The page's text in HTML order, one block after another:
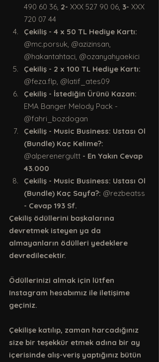
490 60 36, 2- XXX 527 90 06, 3- XXX
720 07 44
Çekiliş - 4 x 50 TL Hediye Kartı:
@mc.porsuk, @azizinsan,
@hakantahtaci, @ozanyahyaekici
Çekiliş - 2 x 100 TL Hediye Kartı:
@feza.flp, @latif_ates09
Çekiliş - İstediğin Ürünü Kazan:
EMA Banger Melody Pack -
@fahri_bozdogan
Çekiliş - Music Business: Ustası Ol
(Bundle) Kaç Kelime?:
@alperenergultt - En Yakın Cevap
43.000
Çekiliş - Music Business: Ustası Ol
(Bundle) Kaç Sayfa?: @rezbeatss
- Cevap 193 Sf.
Çekiliş ödüllerini başkalarına
devretmek isteyen ya da
almayanların ödülleri yedeklere
devredilecektir.
Ödüllerinizi almak için lütfen
Instagram hesabımız ile iletişime
geçiniz.
Çekilişe katılıp, zaman harcadığınız
size bir teşekkür etmek adına bir ay
içerisinde alış-veriş yaptığınız bütün